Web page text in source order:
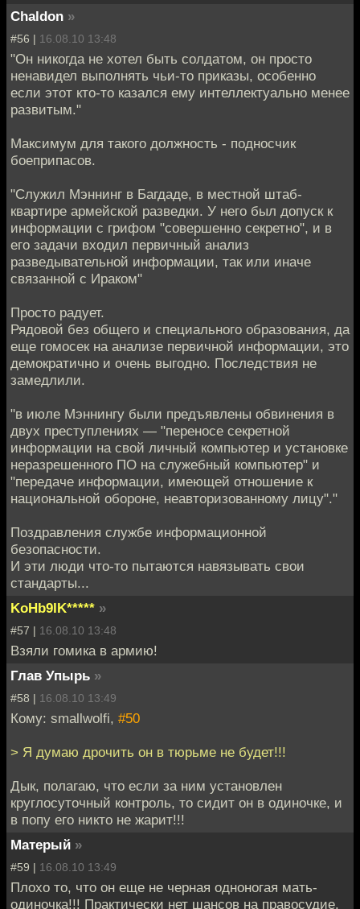
Chaldon »
#56 | 16.08.10 13:48
"Он никогда не хотел быть солдатом, он просто
ненавидел выполнять чьи-то приказы, особенно
если этот кто-то казался ему интеллектуально менее
развитым."
Максимум для такого должность - подносчик
боеприпасов.
"Служил Мэннинг в Багдаде, в местной штаб-
квартире армейской разведки. У него был допуск к
информации с грифом "совершенно секретно", и в
его задачи входил первичный анализ
разведывательной информации, так или иначе
связанной с Ираком"
Просто радует.
Рядовой без общего и специального образования, да
еще гомосек на анализе первичной информации, это
демократично и очень выгодно. Последствия не
замедлили.
"в июле Мэннингу были предъявлены обвинения в
двух преступлениях — "переносе секретной
информации на свой личный компьютер и установке
неразрешенного ПО на служебный компьютер" и
"передаче информации, имеющей отношение к
национальной обороне, неавторизованному лицу"."
Поздравления службе информационной
безопасности.
И эти люди что-то пытаются навязывать свои
стандарты...
KoHb9IK***** »
#57 | 16.08.10 13:48
Взяли гомика в армию!
Глав Упырь »
#58 | 16.08.10 13:49
Кому: smallwolfi, #50
> Я думаю дрочить он в тюрьме не будет!!!
Дык, полагаю, что если за ним установлен
круглосуточный контроль, то сидит он в одиночке, и
в попу его никто не жарит!!!
Матерый »
#59 | 16.08.10 13:49
Плохо то, что он еще не черная одноногая мать-
одиночка!!! Практически нет шансов на правосудие.